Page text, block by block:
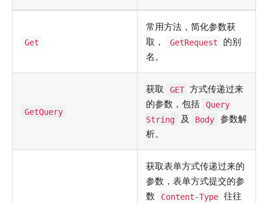
Get
常用方法，简化参数获
取，
GetRequest
的别
名。
GetQuery
获取 GET 方式传递过来
的参数，包括
Query
String
及 Body
参数解
析。
获取表单方式传递过来的
参数，表单方式提交的参
数
Content-Type 往往